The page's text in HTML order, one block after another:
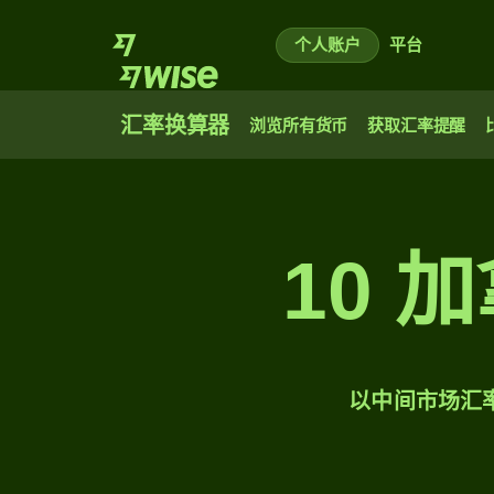
个人账户 平台
汇率换算器 浏览所有货币 获取汇率提醒
10
以中间市场汇